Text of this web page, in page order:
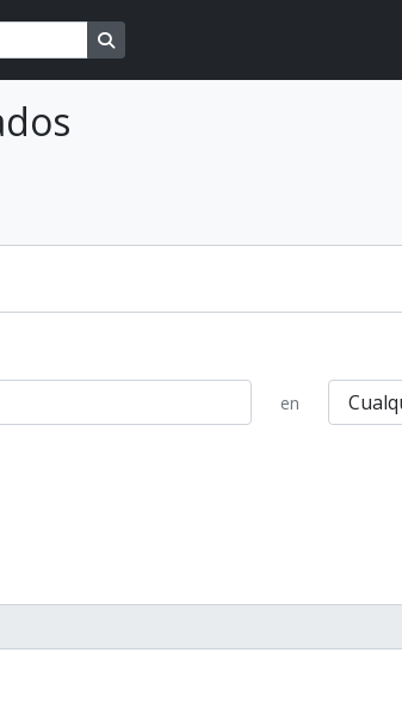
Search in browse page
en